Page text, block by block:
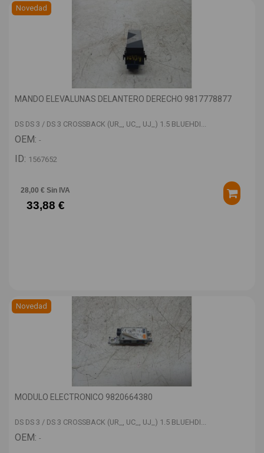
Novedad
MANDO ELEVALUNAS DELANTERO DERECHO 9817778877
DS DS 3 / DS 3 CROSSBACK (UR_, UC_, UJ_) 1.5 BLUEHDI...
OEM: -
ID: 1567652
28,00 € Sin IVA
33,88 €
Novedad
MODULO ELECTRONICO 9820664380
DS DS 3 / DS 3 CROSSBACK (UR_, UC_, UJ_) 1.5 BLUEHDI...
OEM: -